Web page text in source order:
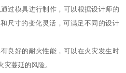
过模具进行制作，可以根据设计师的
尺寸的变化灵活，可满足不同的设计
良好的耐火性能，可以在火灾发生时
蔓延的风险。